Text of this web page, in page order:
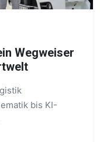
Wegweiser
bis KI-